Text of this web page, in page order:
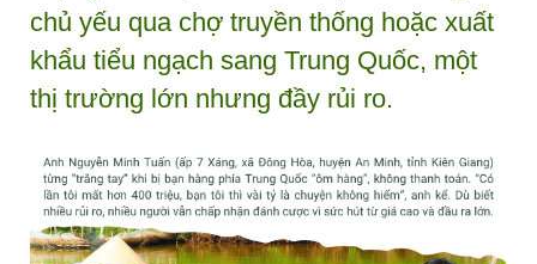
chủ yếu qua chợ truyền thống hoặc xuất
khẩu tiểu ngạch sang Trung Quốc, một
thị trường lớn nhưng đầy rủi ro.